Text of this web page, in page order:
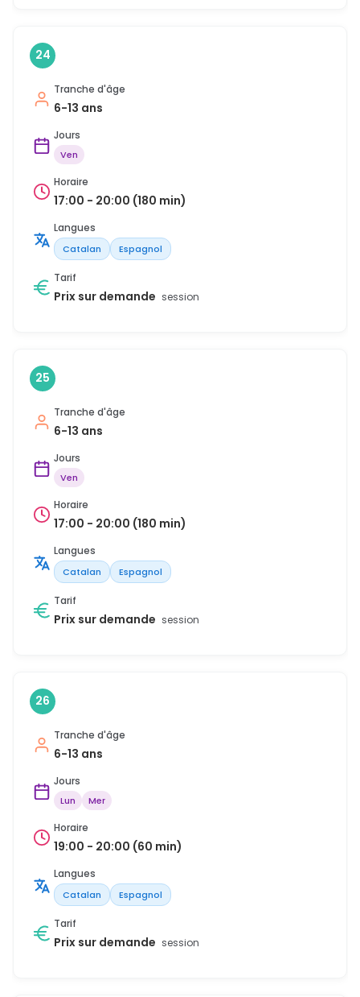
24
Tranche d'âge
6-13 ans
Jours
Ven
Horaire
17:00 - 20:00 (180 min)
Langues
Catalan Espagnol
Tarif
Prix sur demande session
25
Tranche d'âge
6-13 ans
Jours
Ven
Horaire
17:00 - 20:00 (180 min)
Langues
Catalan Espagnol
Tarif
Prix sur demande session
26
Tranche d'âge
6-13 ans
Jours
Lun Mer
Horaire
19:00 - 20:00 (60 min)
Langues
Catalan Espagnol
Tarif
Prix sur demande session